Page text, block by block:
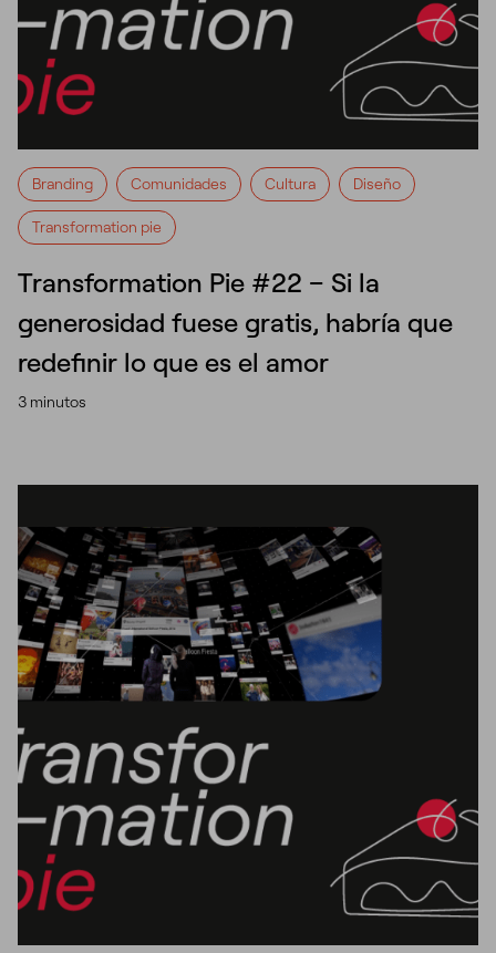
Branding Comunidades Cultura Diseño
Transformation pie
Transformation Pie #22 – Si la
generosidad fuese gratis, habría que
redefinir lo que es el amor
3 minutos